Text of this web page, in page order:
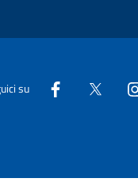
su